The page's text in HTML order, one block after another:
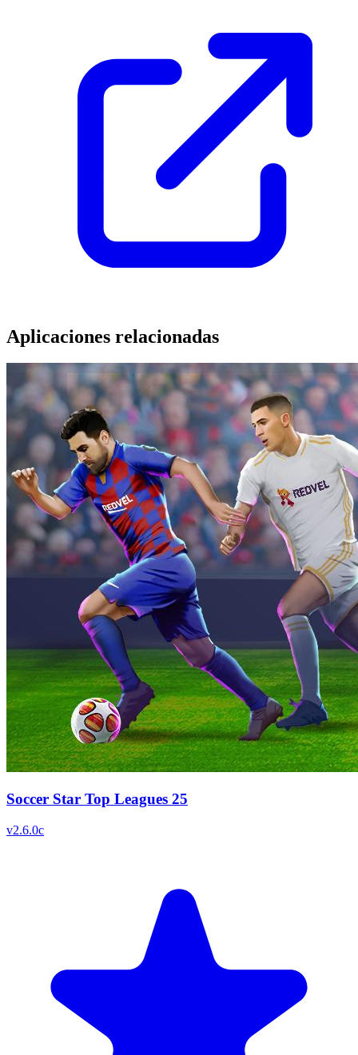
Aplicaciones relacionadas
Soccer Star Top Leagues 25
v2.6.0c